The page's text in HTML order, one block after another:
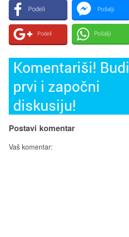
Podeli Pošalji
Podeli Pošalji
Komentariši! Budi
prvi i započni
diskusiju!
Postavi komentar
Vaš komentar: